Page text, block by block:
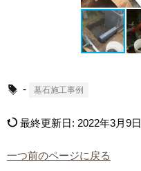
- 墓石施工事例
最終更新日: 2022年3月9日
一つ前のページに戻る